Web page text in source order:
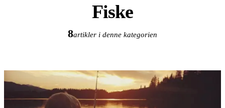
Fiske
8artikler i denne kategorien